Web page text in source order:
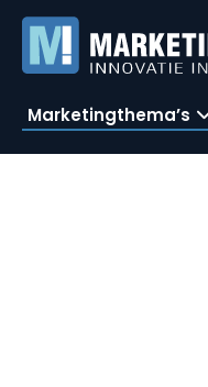
Marketingthema’s